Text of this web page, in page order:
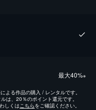
最⼤40%※
よる作品の購入 / レンタルです。
は、20％のポイント還元です。
しくはこちらをご確認ください。